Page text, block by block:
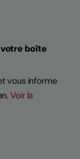
boîte
vous informe
Voir la